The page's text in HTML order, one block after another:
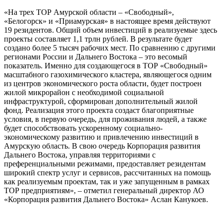
«На трех ТОР Амурской области – «Свободный»,
«Белогорск» и «Приамурская» в настоящее время действуют
19 резидентов. Общий объем инвестиций в реализуемые здесь
проекты составляет 1,1 трлн рублей. В результате будет
создано более 5 тысяч рабочих мест. По сравнению с другими
регионами России и Дальнего Востока – это весомый
показатель. Именно для создающегося в ТОР «Свободный»
масштабного газохимического кластера, являющегося одним
из центров экономического роста области, будет построен
жилой микрорайон с необходимой социальной
инфраструктурой, сформирован дополнительный жилой
фонд. Реализация этого проекта создаст благоприятные
условия, в первую очередь, для проживания людей, а также
будет способствовать ускоренному социально-
экономическому развитию и привлечению инвестиций в
Амурскую область. В свою очередь Корпорация развития
Дальнего Востока, управляя территориями с
преференциальными режимами, предоставляет резидентам
широкий спектр услуг и сервисов, рассчитанных на помощь
как реализуемым проектам, так и уже запущенным в рамках
ТОР предприятиям», – отметил генеральный директор АО
«Корпорация развития Дальнего Востока» Аслан Канукоев.